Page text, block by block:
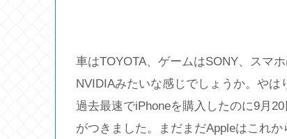
車はTOYOTA、ゲームはSONY、スマ
NVIDIAみたいな感じでしょうか。やは
過去最速でiPhoneを購入したのに9月
がつきました。まだまだAppleはこれか